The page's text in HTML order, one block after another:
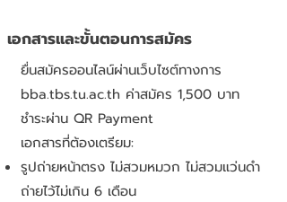
เอกสารและขั้นตอนการสมัคร
ยื่นสมัครออนไลน์ผ่านเว็บไซต์ทางการ
bba.tbs.tu.ac.th ค่าสมัคร 1,500 บาท
ชำระผ่าน QR Payment
เอกสารที่ต้องเตรียม:
รูปถ่ายหน้าตรง ไม่สวมหมวก ไม่สวมแว่นดำ
ถ่ายไว้ไม่เกิน 6 เดือน